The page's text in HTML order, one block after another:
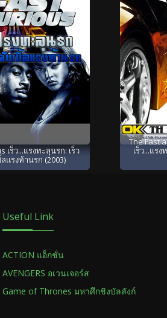
เร็ว...แรงทะลุนรก: เร็ว
แรงท้านรก (2003)
The Fast
เร็ว...แร
Useful Link
ACTION แอ็กชั่น
AVENGERS อเวนเจอร์ส
Game of Thrones มหาศึกชิงบัลลังก์